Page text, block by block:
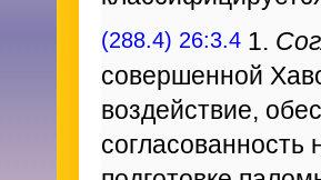
(288.4) 26:3.4 1.
совершенной
воздействие,
согласованность